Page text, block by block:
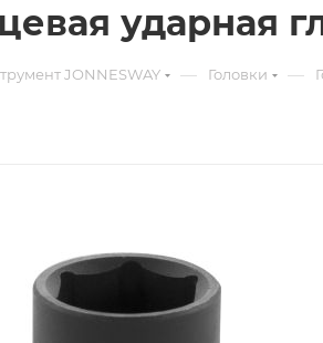
ударная
JONNESWAY — Головки —